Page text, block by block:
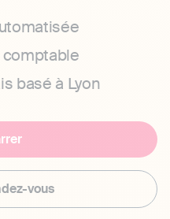
basé à Lyon
vous